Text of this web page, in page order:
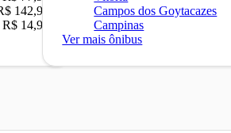
142,90
R$ 14,90
Campos dos Goytacazes
Campinas
Ver mais ônibus